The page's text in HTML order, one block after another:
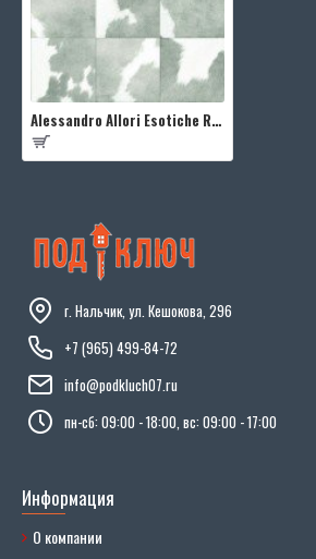
Alessandro Allori Esotiche RST1401-1
г. Нальчик, ул. Кешокова, 296
+7 (965) 499-84-72
info@podkluch07.ru
пн-сб: 09:00 - 18:00, вс: 09:00 - 17:00
Информация
О компании